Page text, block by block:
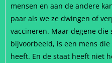
mensen en aan de andere
paar als we ze dwingen of
vaccineren. Maar degene die
bijvoorbeeld, is een mens
heeft. En de staat heeft niet